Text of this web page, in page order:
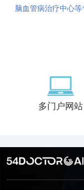
脑血管病治疗中心
多门户网站